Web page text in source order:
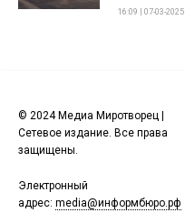
16:09 | 07-03-2025
© 2024 Медиа Миротворец |
Сетевое издание. Все права
защищены.
Электронный
адрес: media@информбюро.рф